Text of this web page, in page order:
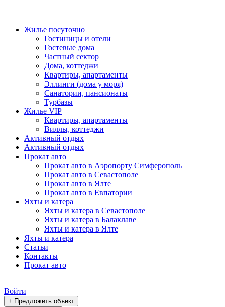
Жилье посуточно
Гостиницы и отели
Гостевые дома
Частный сектор
Дома, коттеджи
Квартиры, апартаменты
Эллинги (дома у моря)
Санатории, пансионаты
Турбазы
Жилье VIP
Квартиры, апартаменты
Виллы, коттеджи
Активный отдых
Активный отдых
Прокат авто
Прокат авто в Аэропорту Симферополь
Прокат авто в Севастополе
Прокат авто в Ялте
Прокат авто в Евпатории
Яхты и катера
Яхты и катера в Севастополе
Яхты и катера в Балаклаве
Яхты и катера в Ялте
Яхты и катера
Статьи
Контакты
Прокат авто
Войти
+ Предложить объект